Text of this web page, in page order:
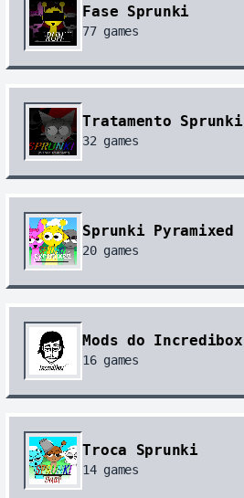
Fase Sprunki
77games
Tratamento Sprunki
32 games
Sprunki Pyramixed
20games
Mods do Incredibox
16games
Troca Sprunki
14games